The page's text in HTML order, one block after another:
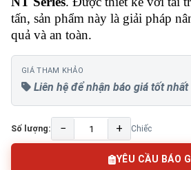
tấn, sản phẩm này là giải pháp
quả và an toàn.
GIÁ THAM KHẢO
Liên hệ để nhận báo giá tốt nhất
Số lượng: − + Chiếc
YÊU CẦU BÁO